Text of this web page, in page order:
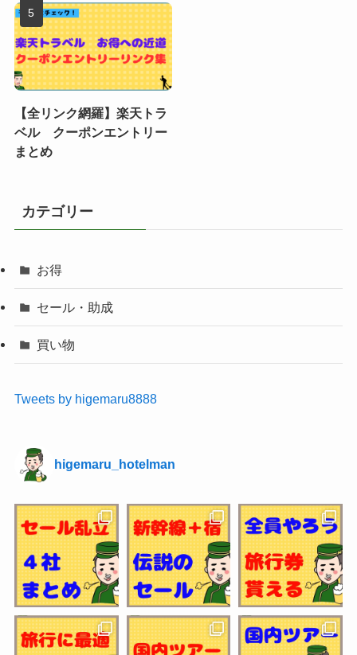
【全リンク網羅】楽天トラ
ベル クーポンエントリー
まとめ
カテゴリー
お得
セール・助成
買い物
Tweets by higemaru8888
higemaru_hotelman